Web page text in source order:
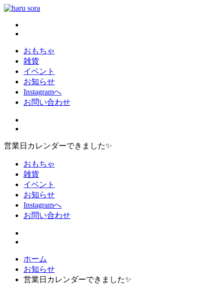
コ
haru sora
新しいharusoraもよろしくおねがいします
おもちゃ
雑貨
イベント
お知らせ
Instagramへ
お問い合わせ
営業日カレンダーできました✨
おもちゃ
雑貨
イベント
お知らせ
Instagramへ
お問い合わせ
ホーム
お知らせ
営業日カレンダーできました✨